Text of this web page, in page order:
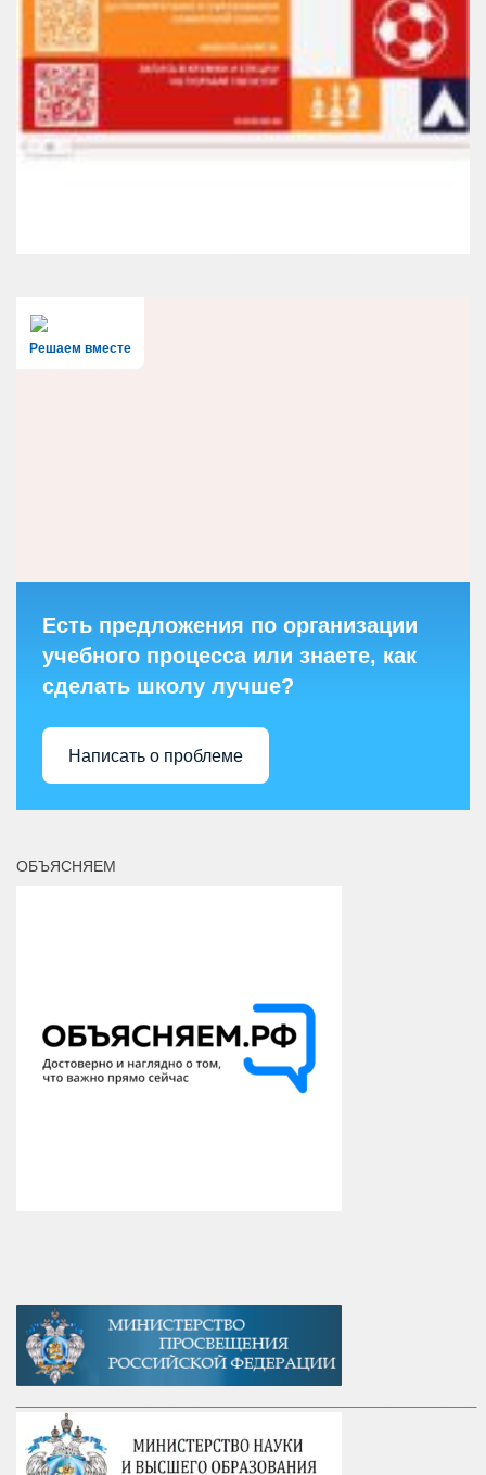
Решаем вместе
Есть предложения по организации
учебного процесса или знаете, как
сделать школу лучше?
Написать о проблеме
ОБЪЯСНЯЕМ